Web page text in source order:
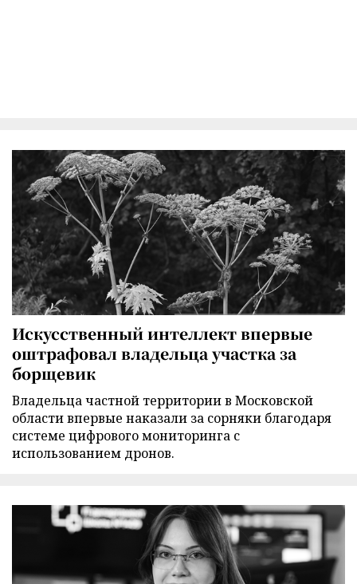
Искусственный интеллект впервые
оштрафовал владельца участка за
борщевик
Владельца частной территории в Московской
области впервые наказали за сорняки благодаря
системе цифрового мониторинга с
использованием дронов.